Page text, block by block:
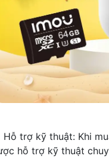
Hỗ trợ kỹ thuật: Khi
hỗ trợ kỹ thuật